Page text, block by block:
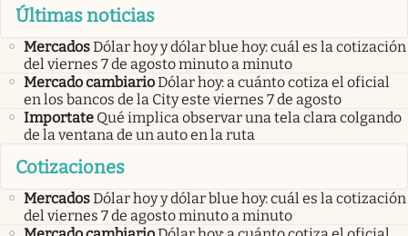
Últimas noticias
MercadosDólar hoy y dólar blue hoy: cuál es la cotización
del viernes 7 de agosto minuto a minuto
Mercado cambiarioDólar hoy: a cuánto cotiza el oficial
en los bancos de la City este viernes 7 de agosto
Importate Qué implica observar una tela clara colgando
de la ventana de un auto en la ruta
Cotizaciones
MercadosDólar hoy y dólar blue hoy: cuál es la cotización
del viernes 7 de agosto minuto a minuto